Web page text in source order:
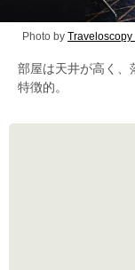
Photo by
部屋は天井が高く、
特徴的。